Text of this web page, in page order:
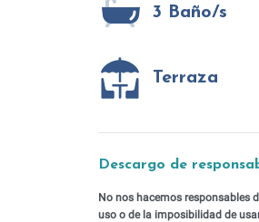
3 Baño/s
Terraza
Descargo de
No nos hacemos responsables
uso o de la imposibilidad de